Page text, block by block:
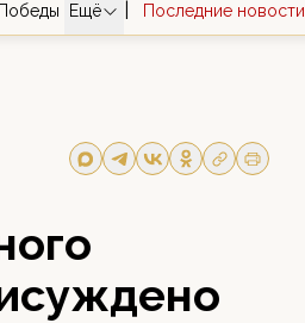
Ещё Последние новости